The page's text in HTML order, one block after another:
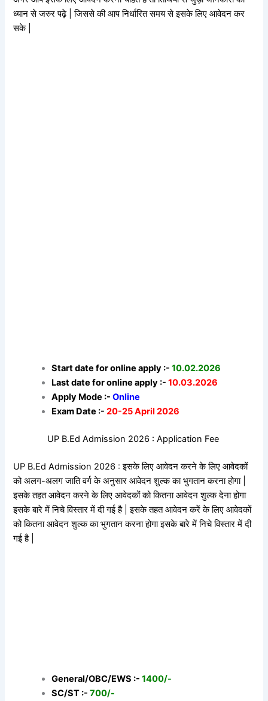
ध्यान से जरुर पढ़े | जिससे की आप निर्धारित समय से इसके लिए आवेदन कर
सके |
Start date for online apply :- 10.02.2026
Last date for online apply :-10.03.2026
Apply Mode :-Online
Exam Date :- 20-25 April 2026
UP B.Ed Admission 2026 : Application Fee
UP B.Ed Admission 2026 : इसके लिए आवेदन करने के लिए आवेदकों
को अलग-अलग जाति वर्ग के अनुसार आवेदन शुल्क का भुगतान करना होगा |
इसके तहत आवेदन करने के लिए आवेदकों को कितना आवेदन शुल्क देना होगा
इसके बारे में निचे विस्तार में दी गई है | इसके तहत आवेदन करें के लिए आवेदकों
को कितना आवेदन शुल्क का भुगतान करना होगा इसके बारे में निचे विस्तार में दी
गई है |
General/OBC/EWS :- 1400/-
SC/ST :- 700/-